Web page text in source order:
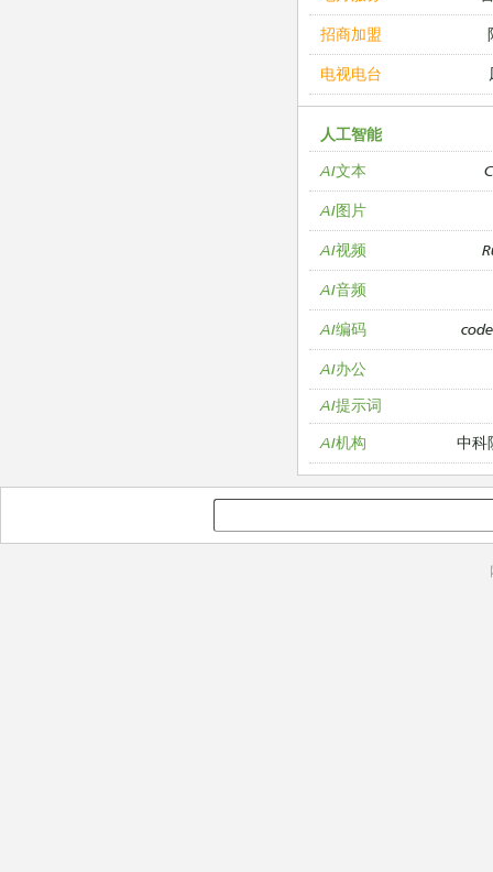
招商加盟
电视电台
人工智能
AI文本
AI图片
AI视频
AI音频
AI编码
AI办公
AI提示词
AI机构
中科